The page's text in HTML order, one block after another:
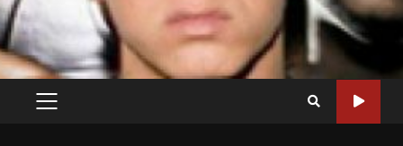
PRIMARY